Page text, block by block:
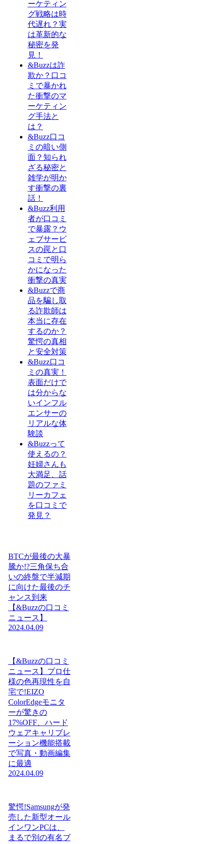
ーケティン
グ戦略は時
代遅れ？実
は革新的な
秘密を発
見！
&Buzzは詐
欺か？口コ
ミで暴かれ
た衝撃のマ
ーケティン
グ手法と
は？
&Buzz口コ
ミの暗い側
面？知られ
ざる秘密と
雑学が明か
す衝撃の裏
話！
&Buzz利用
者が口コミ
で暴露？ウ
ェブサービ
スの罠と口
コミで明ら
かになった
衝撃の真実
&Buzzで商
品を騙し取
る詐欺師は
本当に存在
するのか？
驚愕の真相
と安全対策
&Buzz口コ
ミの真実！
表面だけで
は分からな
いインフル
エンサーの
リアルな体
験談
&Buzzって
使えるの？
妊婦さんも
大満足、話
題のファミ
リーカフェ
を口コミで
発見？
BTCが最後の大暴
騰か!?三角保ち合
いの終盤で半減期
に向けた最後のチ
ャンス到来
【&Buzzの口コミ
ニュース】
2024.04.09
【&Buzzの口コミ
ニュース】プロ仕
様の色再現性を自
宅で!EIZO
ColorEdgeモニタ
ーが驚きの
17%OFF、ハード
ウェアキャリブレ
ーション機能搭載
で写真・動画編集
に最適
2024.04.09
驚愕!Samsungが発
売した新型オール
インワンPCは、
まるで別の有名ブ